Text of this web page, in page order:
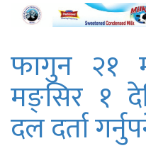
फागुन २१
मङ्सिर १
दल दर्ता